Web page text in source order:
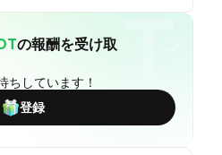
の報酬を受け取
ちしています！
登録